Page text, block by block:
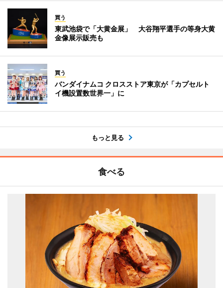
買う
東武池袋で「大黄金展」 大谷翔平選手の等身大黄
金像展示販売も
買う
バンダイナムコ クロスストア東京が「カプセルト
イ機設置数世界一」に
もっと見る
食べる